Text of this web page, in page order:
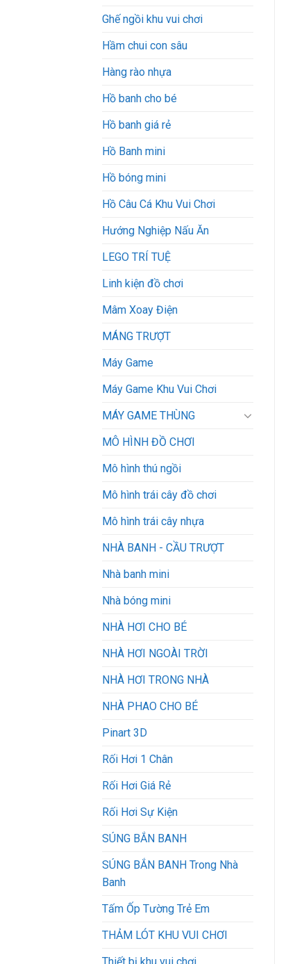
Ghế ngồi khu vui chơi
Hầm chui con sâu
Hàng rào nhựa
Hồ banh cho bé
Hồ banh giá rẻ
Hồ Banh mini
Hồ bóng mini
Hồ Câu Cá Khu Vui Chơi
Hướng Nghiệp Nấu Ăn
LEGO TRÍ TUỆ
Linh kiện đồ chơi
Mâm Xoay Điện
MÁNG TRƯỢT
Máy Game
Máy Game Khu Vui Chơi
MÁY GAME THÙNG
MÔ HÌNH ĐỒ CHƠI
Mô hình thú ngồi
Mô hình trái cây đồ chơi
Mô hình trái cây nhựa
NHÀ BANH - CẦU TRƯỢT
Nhà banh mini
Nhà bóng mini
NHÀ HƠI CHO BÉ
NHÀ HƠI NGOÀI TRỜI
NHÀ HƠI TRONG NHÀ
NHÀ PHAO CHO BÉ
Pinart 3D
Rối Hơi 1 Chân
Rối Hơi Giá Rẻ
Rối Hơi Sự Kiện
SÚNG BẮN BANH
SÚNG BẮN BANH Trong Nhà
Banh
Tấm Ốp Tường Trẻ Em
THẢM LÓT KHU VUI CHƠI
Thiết bị khu vui chơi